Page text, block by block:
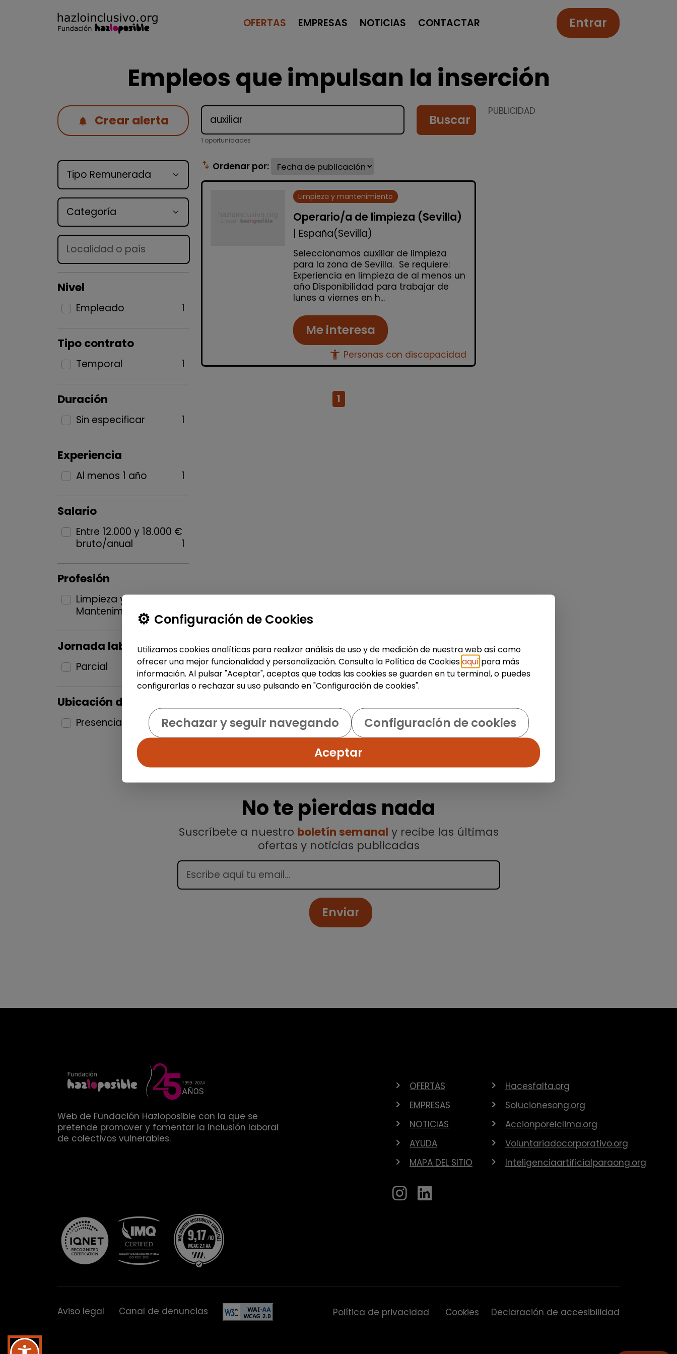
OFERTAS EMPRESAS NOTICIAS CONTACTAR Entrar
Empleos que impulsan la inserción
Crear alerta
Tipo de oferta
Categoría
Lugar
Nivel
Empleado 1
Tipo contrato
Temporal 1
Duración
Sin especificar 1
Experiencia
Al menos 1 año 1
Salario
Entre 12.000 y 18.000 €
bruto/anual
1
Profesión
Limpieza y
Mantenimiento
1
Jornada laboral
Parcial 1
Ubicación del puesto
Presencial 1
1 oportunidades
Buscar
swap_vert Ordenar por:
Limpieza y mantenimiento
Operario/a de limpieza (Sevilla)
| España(Sevilla)
Seleccionamos auxiliar de limpieza
para la zona de Sevilla. Se requiere:
Experiencia en limpieza de al menos un
año Disponibilidad para trabajar de
lunes a viernes en h...
Me interesa
accessibility_new Personas con discapacidad
1
PUBLICIDAD
No te pierdas nada
Suscríbete a nuestro boletín semanal y recibe las últimas
ofertas y noticias publicadas
Enviar
Web de Fundación Hazloposible con la que se
pretende promover y fomentar la inclusión laboral
de colectivos vulnerables.
OFERTAS
EMPRESAS
NOTICIAS
AYUDA
MAPA DEL SITIO
Hacesfalta.org
Solucionesong.org
Accionporelclima.org
Voluntariadocorporativo.org
Inteligenciaartificialparaong.org
Aviso legal Canal de denuncias Política de privacidad Cookies Declaración de accesibilidad
Configuración de Cookies
Utilizamos cookies analíticas para realizar análisis de uso y de medición de nuestra web así como
ofrecer una mejor funcionalidad y personalización. Consulta la Política de Cookiesaquí para más
información. Al pulsar "Aceptar", aceptas que todas las cookies se guarden en tu terminal, o puedes
configurarlas o rechazar su uso pulsando en "Configuración de cookies".
Rechazar y seguir navegando
Configuración de cookies
Aceptar